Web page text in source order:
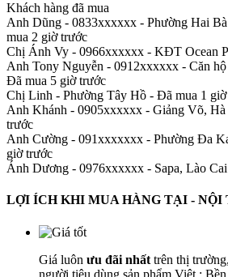
Khách hàng đã mua
Anh Dũng - 0833xxxxxx - Phường Hai
mua 2 giờ trước
Chị Ánh Vy - 0966xxxxxx - KĐT Ocean
Anh Tony Nguyễn - 0912xxxxxx - Căn
Đã mua 5 giờ trước
Chị Linh - Phường Tây Hồ - Đã mua 1
Anh Khánh - 0905xxxxxx - Giảng Võ,
trước
Anh Cường - 091xxxxxxx - Phường Đa
giờ trước
Ánh Dương - 0976xxxxxx - Sapa, Lào
LỢI ÍCH KHI MUA HÀNG TẠI - NỘI
Giá luôn ưu đãi nhất trên thị
người tiêu dùng sản phẩm Việt :